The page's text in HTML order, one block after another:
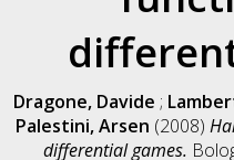
Dragone, Davide ;
Palestini, Arsen (2008)
differential games.